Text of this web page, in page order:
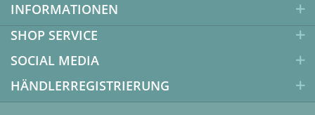
INFORMATIONEN
SHOP SERVICE
SOCIAL MEDIA
HÄNDLERREGISTRIERUNG